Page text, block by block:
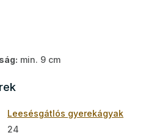
min. 9 cm
Leesésgátlós gyerekágyak
24